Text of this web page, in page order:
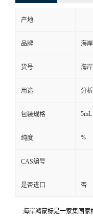
产地
品牌 海
货号 海
用途 分
包装规格 5mL
纯度 %
CAS编号
是否进口 否
海岸鸿蒙标是一家集国